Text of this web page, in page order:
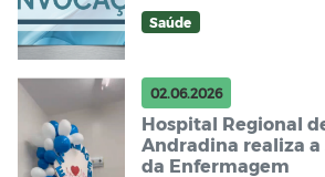
Saúde
02.06.2026
Hospital Regional
Andradina realiza a
da Enfermagem